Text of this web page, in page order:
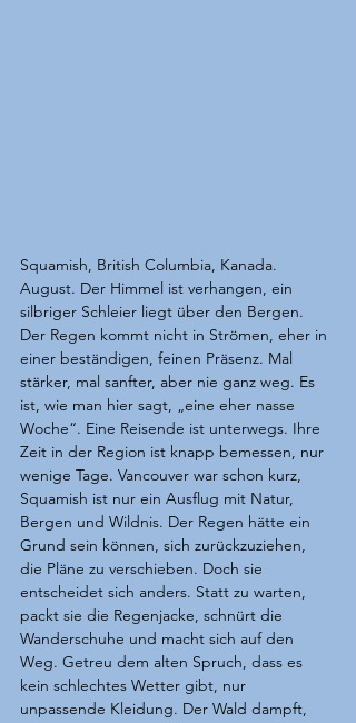
Squamish, British Columbia, Kanada.
August. Der Himmel ist verhangen, ein
silbriger Schleier liegt über den Bergen.
Der Regen kommt nicht in Strömen, eher in
einer beständigen, feinen Präsenz. Mal
stärker, mal sanfter, aber nie ganz weg. Es
ist, wie man hier sagt, „eine eher nasse
Woche“. Eine Reisende ist unterwegs. Ihre
Zeit in der Region ist knapp bemessen, nur
wenige Tage. Vancouver war schon kurz,
Squamish ist nur ein Ausflug mit Natur,
Bergen und Wildnis. Der Regen hätte ein
Grund sein können, sich zurückzuziehen,
die Pläne zu verschieben. Doch sie
entscheidet sich anders. Statt zu warten,
packt sie die Regenjacke, schnürt die
Wanderschuhe und macht sich auf den
Weg. Getreu dem alten Spruch, dass es
kein schlechtes Wetter gibt, nur
unpassende Kleidung. Der Wald dampft,